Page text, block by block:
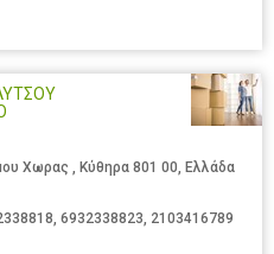
Χωρας , Κύθηρα 801 00, Ελλάδα
, 6932338823, 2103416789